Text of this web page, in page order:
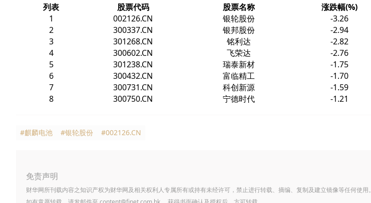
列表
股票代码 股票名称 涨跌幅(%)
1
002126.CN 银轮股份 -3.26
2
300337.CN 银邦股份 -2.94
3
301268.CN 铭利达 -2.82
4
300602.CN 飞荣达 -2.76
5
301238.CN 瑞泰新材 -1.75
6
300432.CN 富临精工 -1.70
7
300731.CN 科创新源 -1.59
8
300750.CN 宁德时代 -1.21
#麒麟电池 #银轮股份 #002126.CN
免责声明
财华网所刊载内容之知识产权为财华网及相关权利人专属所有或持有未经许可，禁止进行转载、摘编、复制及建立镜像等任何使用。